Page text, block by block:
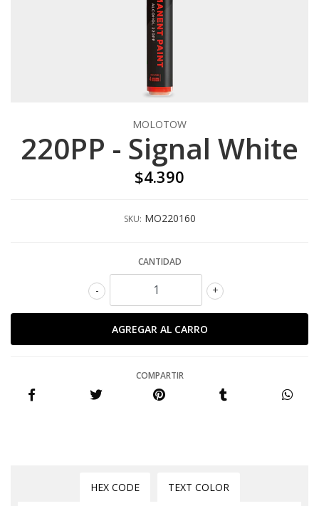
MOLOTOW
220PP - Signal White
$4.390
SKU: MO220160
CANTIDAD
+
-
COMPARTIR
HEX CODE TEXT COLOR